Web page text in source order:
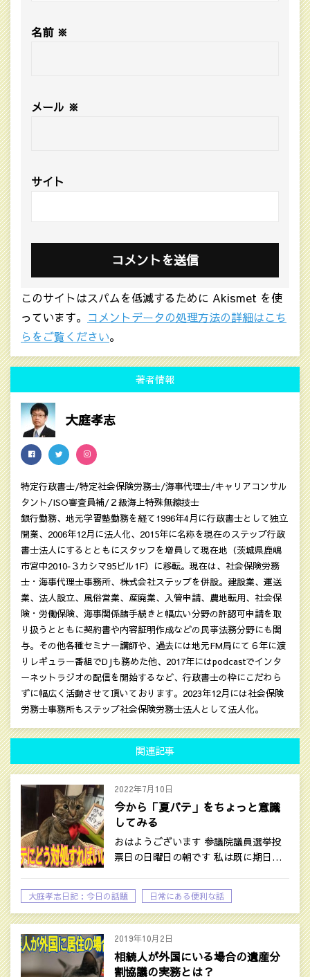
名前 ※
メール ※
サイト
このサイトはスパムを低減するために Akismet を使
っています。 コメントデータの処理方法の詳細はこち
らをご覧ください。
著者情報
大庭孝志
特定行政書士/特定社会保険労務士/海事代理士/キャリアコンサル
タント/ISO審査員補/２級海上特殊無線技士
銀行勤務、地元学習塾勤務を経て1996年4月に行政書士として独立
開業、2006年12月に法人化、2015年に名称を現在のステップ行政
書士法人にするとともにスタッフを増員して現在地（茨城県鹿嶋
市宮中2010‐３カシマ95ビル1F）に移転。現在は、社会保険労務
士・海事代理士事務所、株式会社ステップを併設。建設業、運送
業、法人設立、風俗営業、産廃業、入管申請、農地転用、社会保
険・労働保険、海事関係諸手続きと幅広い分野の許認可申請を取
り扱うとともに契約書や内容証明作成などの民亊法務分野にも関
与。その他各種セミナー講師や、過去には地元FM局にて６年に渡
りレギュラー番組でDJも務めた他、2017年にはpodcastでインタ
ーネットラジオの配信を開始するなど、行政書士の枠にこだわら
ずに幅広く活動させて頂いております。2023年12月には社会保険
労務士事務所もステップ社会保険労務士法人として法人化。
関連記事
2022年7月10日
今から「夏バテ」をちょっと意識
してみる
おはようございます 参議院議員選挙投
票日の日曜日の朝です 私は既に期日…
大庭孝志日記：今日の話題 日常にある便利な話
2019年10月2日
相続人が外国にいる場合の遺産分
割協議の実務とは？